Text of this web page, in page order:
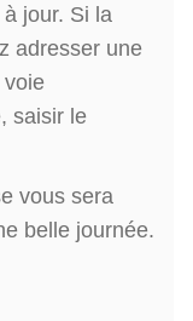
jour. Si la
adresser une
voie
saisir le
vous sera
belle journée.